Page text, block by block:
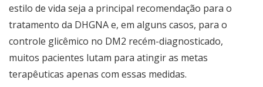
estilo de vida seja a principal recomendação para o
tratamento da DHGNA e, em alguns casos, para o
controle glicêmico no DM2 recém-diagnosticado,
muitos pacientes lutam para atingir as metas
terapêuticas apenas com essas medidas.